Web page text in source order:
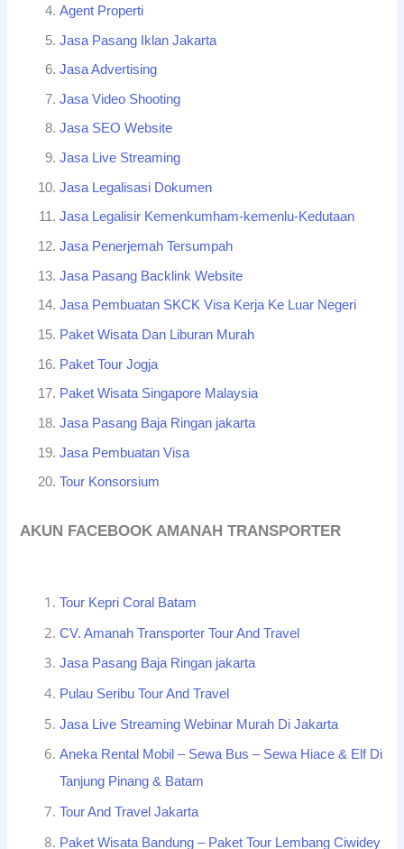
Agent Properti
Jasa Pasang Iklan Jakarta
Jasa Advertising
Jasa Video Shooting
Jasa SEO Website
Jasa Live Streaming
Jasa Legalisasi Dokumen
Jasa Legalisir Kemenkumham-kemenlu-Kedutaan
Jasa Penerjemah Tersumpah
Jasa Pasang Backlink Website
Jasa Pembuatan SKCK Visa Kerja Ke Luar Negeri
Paket Wisata Dan Liburan Murah
Paket Tour Jogja
Paket Wisata Singapore Malaysia
Jasa Pasang Baja Ringan jakarta
Jasa Pembuatan Visa
Tour Konsorsium
AKUN FACEBOOK AMANAH TRANSPORTER
Tour Kepri Coral Batam
CV. Amanah Transporter Tour And Travel
Jasa Pasang Baja Ringan jakarta
Pulau Seribu Tour And Travel
Jasa Live Streaming Webinar Murah Di Jakarta
Aneka Rental Mobil – Sewa Bus – Sewa Hiace & Elf Di
Tanjung Pinang & Batam
Tour And Travel Jakarta
Paket Wisata Bandung – Paket Tour Lembang Ciwidey